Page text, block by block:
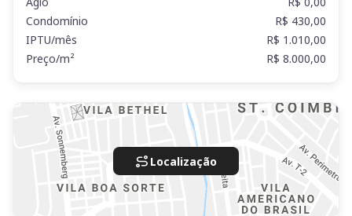
Condomínio
R$ 430,00
IPTU/mês
R$ 1.010,00
Preço/m²
R$ 8.000,00
Localização